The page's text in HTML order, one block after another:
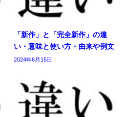
「新作」と「完全新作」の違
い・意味と使い方・由来や例文
2024年6月15日